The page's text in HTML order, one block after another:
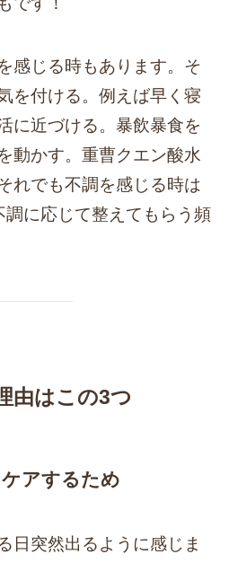
感じる時もあります。そ
を付ける。例えば早く寝
に近づける。暴飲暴食を
動かす。重曹クエン酸水
れでも不調を感じる時は
調に応じて整えてもらう頻
由はこの3つ
アするため
日突然出るように感じま